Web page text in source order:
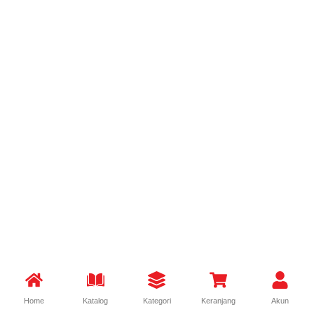
Home Katalog Kategori Keranjang Akun